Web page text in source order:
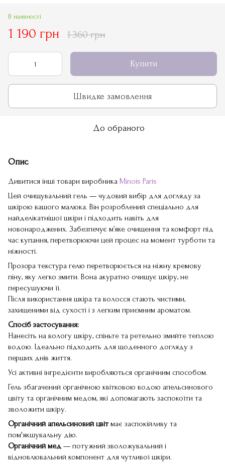
В наявності
1 190 грн 1 360 грн
Купити
Швидке замовлення
До обраного
Опис
Дивитися інші товари виробника Minois Paris
Цей очищувальний гель — чудовий вибір для догляду за
шкірою вашого малюка. Він розроблений спеціально для
найделікатнішої шкіри і підходить навіть для
новонароджених. Забезпечує м’яке очищення та комфорт під
час купання, перетворюючи цей процес на момент турботи та
ніжності.
Прозора текстура гелю перетворюється на ніжну кремову
піну, яку легко змити. Вона акуратно очищує шкіру, не
пересушуючи її.
Після використання шкіра та волосся стають чистими,
захищеними від сухості і з легким приємним ароматом.
Спосіб застосування:
Нанесіть на вологу шкіру, спіньте та ретельно змийте теплою
водою. Ідеально підходить для щоденного догляду з
перших днів життя.
Усі активні інгредієнти виробляються органічним способом.
Гель збагачений органічною квітковою водою апельсинового
цвіту та органічним медом, які допомагають заспокоїти та
зволожити шкіру.
Органічний апельсиновий цвіт має заспокійливу та
пом'якшувальну дію.
Органічний мед — потужний зволожувальний і
відновлювальний компонент для чутливої шкіри.